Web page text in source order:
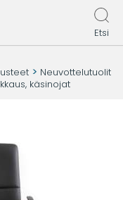
Etsi
Neuvottelutuolit
käsinojat